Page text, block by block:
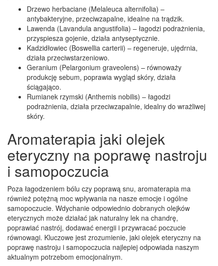
Drzewo herbaciane (Melaleuca alternifolia) –
antybakteryjne, przeciwzapalne, idealne na trądzik.
Lawenda (Lavandula angustifolia) – łagodzi podrażnienia,
przyspiesza gojenie, działa antyseptycznie.
Kadzidłowiec (Boswellia carterii) – regeneruje, ujędrnia,
działa przeciwstarzeniowo.
Geranium (Pelargonium graveolens) – równoważy
produkcję sebum, poprawia wygląd skóry, działa
ściągająco.
Rumianek rzymski (Anthemis nobilis) – łagodzi
podrażnienia, działa przeciwzapalnie, idealny do wrażliwej
skóry.
Aromaterapia jaki olejek
eteryczny na poprawę nastroju
i samopoczucia
Poza łagodzeniem bólu czy poprawą snu, aromaterapia ma
również potężną moc wpływania na nasze emocje i ogólne
samopoczucie. Wdychanie odpowiednio dobranych olejków
eterycznych może działać jak naturalny lek na chandrę,
poprawiać nastrój, dodawać energii i przywracać poczucie
równowagi. Kluczowe jest zrozumienie, jaki olejek eteryczny na
poprawę nastroju i samopoczucia najlepiej odpowiada naszym
aktualnym potrzebom emocjonalnym.